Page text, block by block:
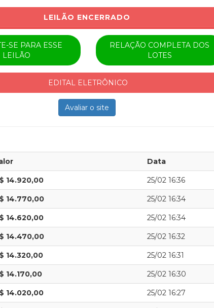
LEILÃO ENCERRADO
SE PARA ESSE
LEILÃO
RELAÇÃO COMPLETA DOS
LOTES
EDITAL ELETRÔNICO
Avaliar o site
Data
14.920,00 25/02 16:36
14.770,00 25/02 16:34
14.620,00 25/02 16:34
14.470,00 25/02 16:32
14.320,00 25/02 16:31
14.170,00 25/02 16:30
14.020,00 25/02 16:27